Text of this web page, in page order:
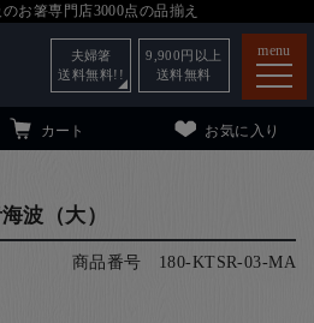
お箸専門店3000点の品揃え
menu
カート お気に入り
夫婦箸
送料無料!!
9,900 円以上
送料無料
波（大）
商品番号 180-KTSR-03-MA